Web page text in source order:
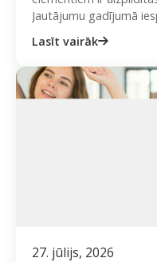
Jautājumu gadījumā
Lasīt vairāk
27. jūlijs, 2026